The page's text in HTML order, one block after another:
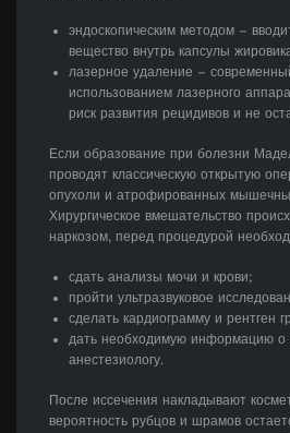
эндоскопическим методом –
вещество внутрь капсулы
лазерное удаление –
использованием лазерного
риск развития рецидивов и не
Если образование при болезни
проводят классическую открытую
опухоли и атрофированных
Хирургическое вмешательство
наркозом, перед процедурой
сдать анализы мочи и крови;
пройти ультразвуковое
сделать кардиограмму и рентген
дать необходимую информацию о
анестезиологу.
После иссечения накладывают
вероятность рубцов и шрамов